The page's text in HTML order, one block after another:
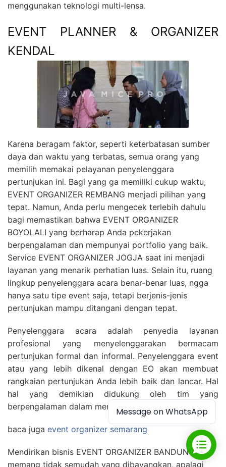
menggunakan teknologi multi-lensa.
EVENT PLANNER & ORGANIZER
KENDAL
Karena beragam faktor, seperti keterbatasan sumber
daya dan waktu yang terbatas, semua orang yang
memilih memakai pelayanan penyelenggara
pertunjukan ini. Bagi yang ga memiliki cukup waktu,
EVENT ORGANIZER REMBANG menjadi pilihan yang
tepat. Namun, Anda perlu mengecek terlebih dahulu
bagi memastikan bahwa EVENT ORGANIZER
BOYOLALI yang berharap Anda pekerjakan
berpengalaman dan mempunyai portfolio yang baik.
Service EVENT ORGANIZER JOGJA saat ini menjadi
layanan yang menarik perhatian luas. Selain itu, ruang
lingkup penyelenggara acara benar-benar luas, ngga
hanya satu tipe event saja, tetapi berjenis-jenis
pertunjukan mampu ditangani dengan tepat.
Penyelenggara acara adalah penyedia layanan
profesional yang menyelenggarakan bermacam
pertunjukan formal dan informal. Penyelenggara event
atau yang lebih dikenal dengan EO akan membuat
rangkaian pertunjukan Anda lebih baik dan lancar. Hal
hal yang demikian didukung oleh tim yang
berpengalaman dalam menangani beraneka kejadian.
baca juga event organizer semarang
Mendirikan bisnis EVENT ORGANIZER BANDUNGAN
memang tidak semudah yang dibayangkan, apalagi
Message on WhatsApp